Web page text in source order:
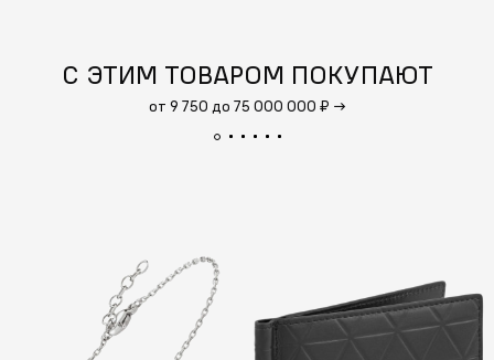
С ЭТИМ ТОВАРОМ ПОКУПАЮТ
от 9 750 до 75 000 000 ₽ →